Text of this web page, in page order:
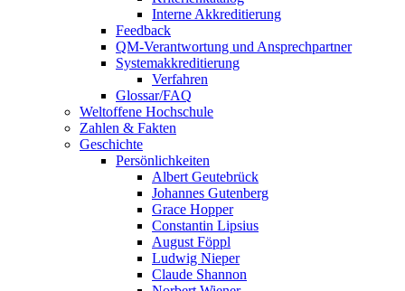
Interne Akkreditierung
Feedback
QM-Verantwortung und Ansprechpartner
Systemakkreditierung
Verfahren
Glossar/FAQ
Weltoffene Hochschule
Zahlen & Fakten
Geschichte
Persönlichkeiten
Albert Geutebrück
Johannes Gutenberg
Grace Hopper
Constantin Lipsius
August Föppl
Ludwig Nieper
Claude Shannon